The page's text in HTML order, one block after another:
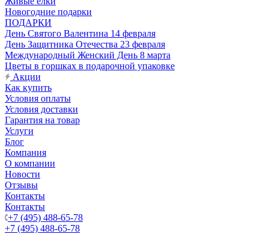
Новогодние подарки
ПОДАРКИ
День Святого Валентина 14 февраля
День Защитника Отечества 23 февраля
Международный Женский День 8 марта
Цветы в горшках в подарочной упаковке
Акции
Как купить
Условия оплаты
Условия доставки
Гарантия на товар
Услуги
Блог
Компания
О компании
Новости
Отзывы
Контакты
Контакты
+7 (495) 488-65-78
+7 (495) 488-65-78